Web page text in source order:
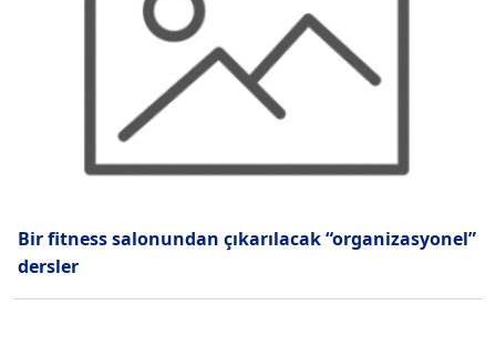
Bir fitness salonundan çıkarılacak “organizasyonel”
dersler